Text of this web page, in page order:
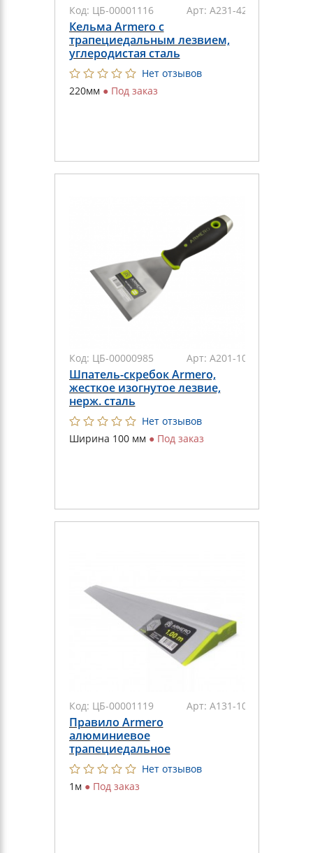
Код: ЦБ-00001116 Арт: А231-422
Кельма Armero с
трапециедальным лезвием,
углеродистая сталь
Нет отзывов
220мм ● Под заказ
Код: ЦБ-00000985 Арт: A201-100
Шпатель-скребок Armero,
жесткое изогнутое лезвие,
нерж. сталь
Нет отзывов
Ширина 100 мм ● Под заказ
Код: ЦБ-00001119 Арт: А131-100
Правило Armero
алюминиевое
трапециедальное
Нет отзывов
1м ● Под заказ